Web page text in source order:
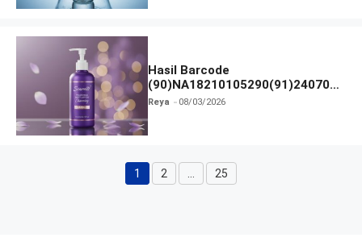
Hasil Barcode
(90)NA18210105290(91)240703
dan Izin BPOM
Reya 08/03/2026
Halaman
1 Halaman
2 Halaman
25